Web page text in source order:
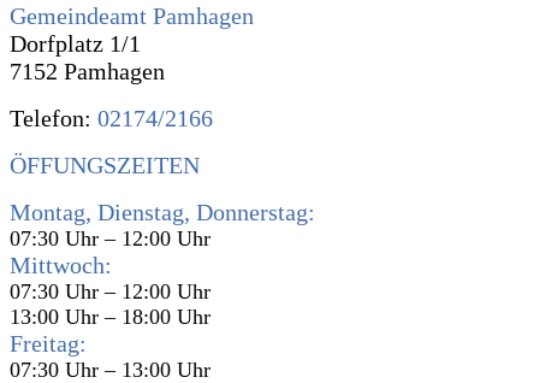
Gemeindeamt Pamhagen
Dorfplatz 1/1
7152 Pamhagen
Telefon: 02174/2166
ÖFFUNGSZEITEN
Montag, Dienstag, Donnerstag:
07:30 Uhr – 12:00 Uhr
Mittwoch:
07:30 Uhr – 12:00 Uhr
13:00 Uhr – 18:00 Uhr
Freitag:
07:30 Uhr – 13:00 Uhr